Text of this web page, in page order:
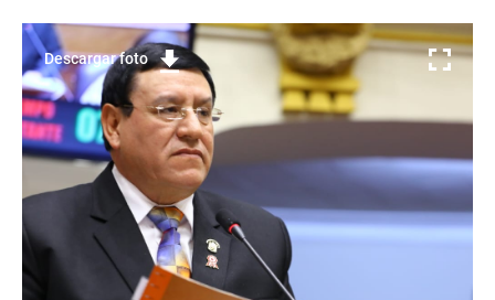
Descargar foto